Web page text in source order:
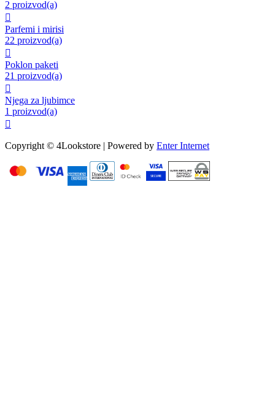
2 proizvod(a)

Parfemi i mirisi
22 proizvod(a)

Poklon paketi
21 proizvod(a)

Njega za ljubimce
1 proizvod(a)

Copyright © 4Lookstore | Powered by Enter Internet